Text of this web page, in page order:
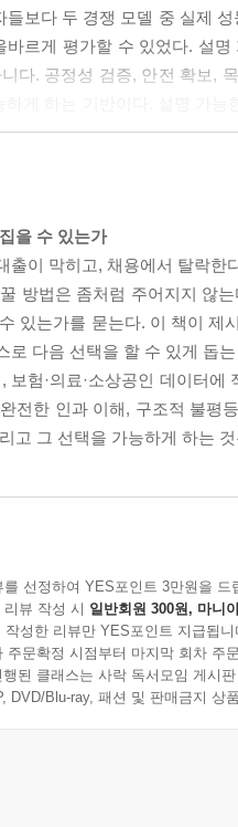
들보다 두 경쟁 모델 중 실제
바르게 평가할 수 있었다. 설
다. 공정성 검증, 안전 확보,
이터는 인구 집단 수준의 건
성별 차이를 충분히 반영하
지만, 흡연은 남성에서 더 강
성에게 동일한 개선 권고를
로도 빗나간다.
관리 실증 사례” 중에서
스템을 도입하는 것 자체가
제의 제도적 조건” 중에서
을 수 있는가
출이 막히고, 채용에서 탈락한
방법은 좀처럼 주어지지 않
있는가를 묻는다. 이 책이 제
로 다음 선택을 할 수 있게 돕
보험·의료·소상공인 데이터
전한 인과 이해, 구조적 불평
고 그 선택을 가능하게 하는
선정하여 YES포인트 3만원을 드
뷰 작성 시 일반회원 300원, 마니
성한 리뷰만 YES포인트 지급됩니
주문확정 시점부터 마지막 회차 주
된 클래스는 사락 독서모임 게시
DVD/Blu-ray, 패션 및 판매금지 상